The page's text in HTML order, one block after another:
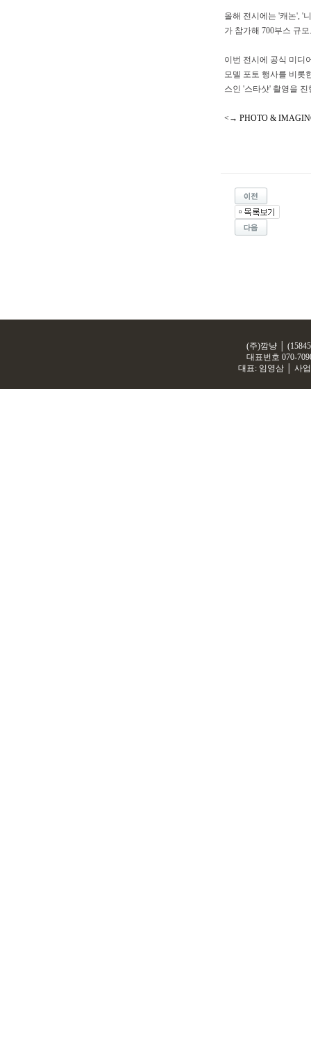
올해 전시에는 '캐논', '
가 참가해 700부스 규
이번 전시에 공식 미디
모델 포토 행사를 비롯
스인 '스타샷' 촬영을 진
<→ PHOTO &
(주)깜냥 │
대표번호 070-
대표: 임영삼 │ 사